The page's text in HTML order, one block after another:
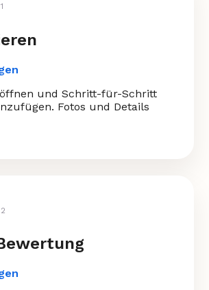
und Schritt-für-Schritt
Fotos und Details